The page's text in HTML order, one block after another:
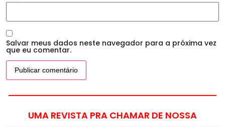
Salvar meus dados neste navegador para a próxima vez
que eu comentar.
UMA REVISTA PRA CHAMAR DE NOSSA